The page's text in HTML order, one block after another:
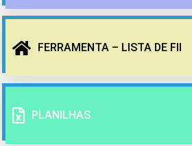
FERRAMENTA – LISTA DE FII
PLANILHAS